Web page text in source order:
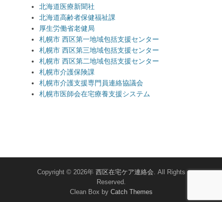
北海道医療新聞社
北海道高齢者保健福祉課
厚生労働省老健局
札幌市 西区第一地域包括支援センター
札幌市 西区第三地域包括支援センター
札幌市 西区第二地域包括支援センター
札幌市介護保険課
札幌市介護支援専門員連絡協議会
札幌市医師会在宅療養支援システム
Copyright © 2026年 西区在宅ケア連絡会. All Rights
Reserved.
Clean Box by Catch Themes